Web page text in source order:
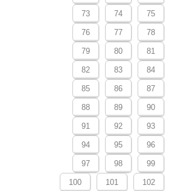
73 74 75
76 77 78
79 80 81
82 83 84
85 86 87
88 89 90
91 92 93
94 95 96
97 98 99
100 101 102